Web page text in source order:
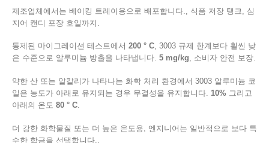
제조업체에서는 베이킹 트레이용으로 배포합니다., 식품 저장 탱크, 심
지어 캔디 포장 호일까지.
통제된 마이그레이션 테스트에서 200 ° C, 3003 규제 한계보다 훨씬 낮
은 수준으로 알루미늄 방출을 나타냅니다. 5 mg/kg, 소비자 안전 보장.
약한 산 또는 알칼리가 나타나는 화학 처리 환경에서 3003 알루미늄 코
일은 농도가 아래로 유지되는 경우 무결성을 유지합니다. 10% 그리고
아래의 온도 80 ° C.
더 강한 화학물질 또는 더 높은 온도용, 엔지니어는 일반적으로 보다 특
수한 합금을 선택합니다..